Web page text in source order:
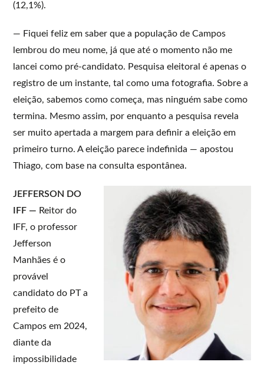
(12,1%).
— Fiquei feliz em saber que a população de Campos
lembrou do meu nome, já que até o momento não me
lancei como pré-candidato. Pesquisa eleitoral é apenas o
registro de um instante, tal como uma fotografia. Sobre a
eleição, sabemos como começa, mas ninguém sabe como
termina. Mesmo assim, por enquanto a pesquisa revela
ser muito apertada a margem para definir a eleição em
primeiro turno. A eleição parece indefinida — apostou
Thiago, com base na consulta espontânea.
JEFFERSON DO
IFF — Reitor do
IFF, o professor
Jefferson
Manhães é o
provável
candidato do PT a
prefeito de
Campos em 2024,
diante da
impossibilidade